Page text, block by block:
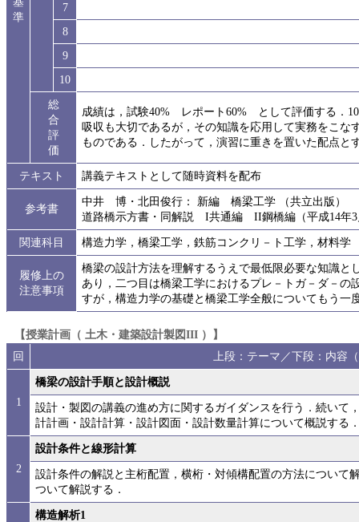
準
7
8
9
10
総
合
評
価
成績は，試験40% レポート60% として評価する．
吸収も大切であるが，その知識を応用して実務をこ
ものである．したがって，演習に重きを置いた配点と
テキスト 講義テキストとして随時資料を配布
参考書
中井 博・北田俊行： 新編 橋梁工学 （共立出版）
道路橋示方書・同解説 I共通編 II鋼橋編（平成14
関連科目
構造力学，橋梁工学，鉄筋コンクリ－ト工学，材料学
履修上の
注意事項
橋梁の設計方法を理解するうえで最低限必要な知識
あり，二つ目は橋梁工学におけるプレ－トガ－ダ－
すが，構造力学の基礎と橋梁工学全般についてもう一
【授業計画（ 土木・建築設計製図III ）】
回
上段：テーマ／下段：内容
1
橋梁の設計手順と設計概説
設計・製図の講義の進め方に関するガイダンスを行う．続いて
計計画・設計計算・設計図面・設計数量計算について概説する
2
設計条件と線形計算
設計条件の解説と主桁配置，横桁・対傾構配置の方法について
ついて解説する．
構造解析1